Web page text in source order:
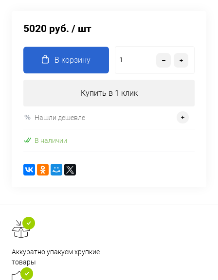
5020 руб. / шт
В корзину
Купить в 1 клик
Нашли дешевле
В наличии
Аккуратно упакуем хрупкие
товары